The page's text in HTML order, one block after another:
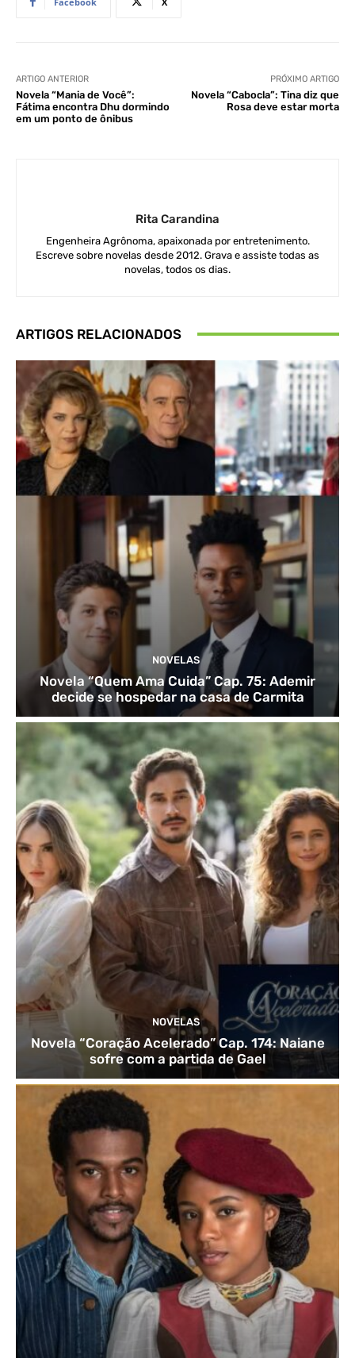
ARTIGO ANTERIOR
Novela “Mania de Você”:
Fátima encontra Dhu dormindo
em um ponto de ônibus
PRÓXIMO ARTIGO
Novela “Cabocla”: Tina diz que
Rosa deve estar morta
Rita Carandina
Engenheira Agrônoma, apaixonada por entretenimento.
Escreve sobre novelas desde 2012. Grava e assiste todas as
novelas, todos os dias.
ARTIGOS RELACIONADOS
NOVELAS
Novela “Quem Ama Cuida” Cap. 75: Ademir
decide se hospedar na casa de Carmita
NOVELAS
Novela “Coração Acelerado” Cap. 174: Naiane
sofre com a partida de Gael